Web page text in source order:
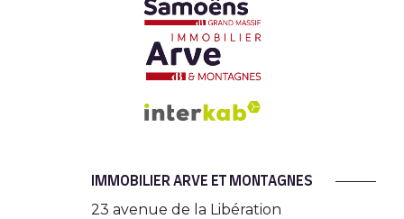
IMMOBILIER ARVE ET MONTAGNES
23 avenue de la Libération